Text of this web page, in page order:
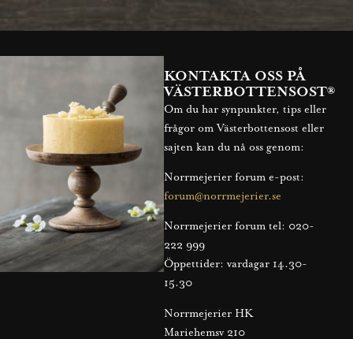
KONTAKTA OSS PÅ
VÄSTERBOTTENSOST®
Om du har synpunkter, tips eller
frågor om Västerbottensost eller
sajten kan du nå oss genom:
Norrmejerier forum e-post:
forum@norrmejerier.se
Norrmejerier forum tel: 020-
222 999
Öppettider: vardagar 14.30-
15.30
Norrmejerier HK
Mariehemsv 210